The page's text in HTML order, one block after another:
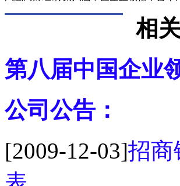
相
第八届中国企业
公司公告：
[2009-12-03]招商